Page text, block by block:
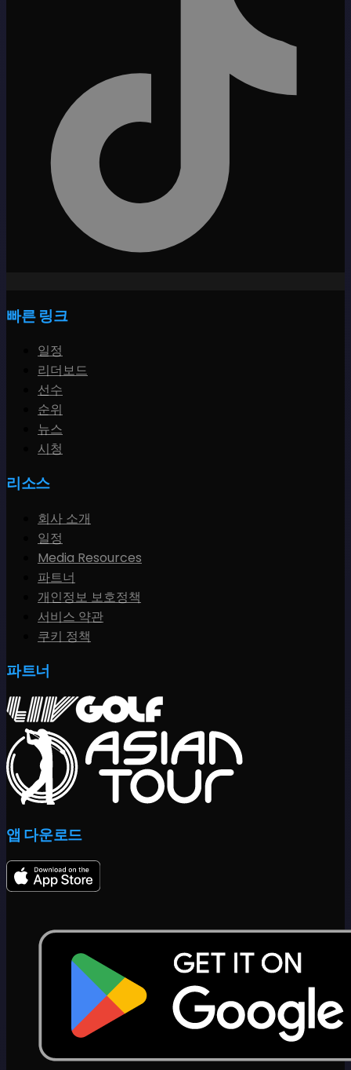
빠른 링크
일정
리더보드
선수
순위
뉴스
시청
리소스
회사 소개
일정
Media Resources
파트너
개인정보 보호정책
서비스 약관
쿠키 정책
파트너
앱 다운로드